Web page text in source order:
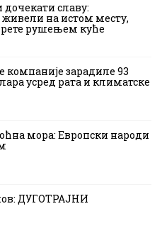
славу:
живели на истом месту,
рушењем куће
компаније зарадиле 93
усред рата и климатске
мора: Европски народи
ДУГОТРАЈНИ